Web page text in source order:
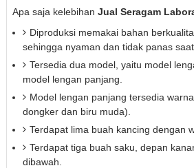
Apa saja kelebihan Jual Seragam
Diproduksi memakai bahan
sehingga nyaman dan tidak panas saat
Tersedia dua model, yaitu model
model lengan panjang.
Model lengan panjang tersedia
dongker dan biru muda).
Terdapat lima buah kancing dengan
Terdapat tiga buah saku, depan
dibawah.